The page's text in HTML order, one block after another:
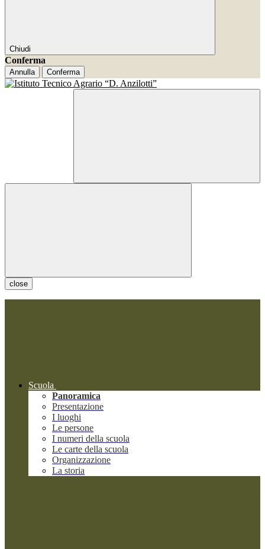
Chiudi
Conferma
Annulla Conferma
close
Scuola
Panoramica
Presentazione
I luoghi
Le persone
I numeri della scuola
Le carte della scuola
Organizzazione
La storia